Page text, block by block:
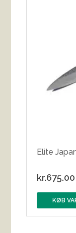
Elite
kr.675.00
KØB